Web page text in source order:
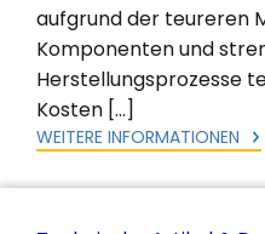
aufgrund der teureren
Komponenten und
Herstellungsprozesse
Kosten […]
WEITERE INFORMATIONEN